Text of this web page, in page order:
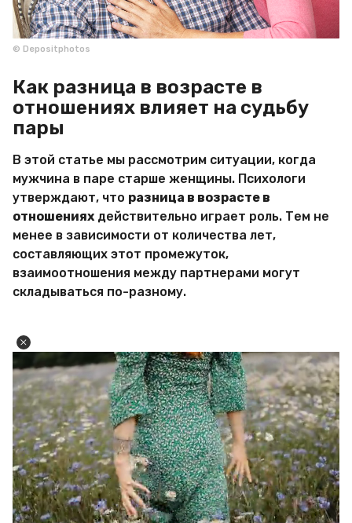
© Depositphotos
Как разница в возрасте в
отношениях влияет на судьбу
пары
В этой статье мы рассмотрим ситуации, когда
мужчина в паре старше женщины. Психологи
утверждают, что разница в возрасте в
отношениях действительно играет роль. Тем не
менее в зависимости от количества лет,
составляющих этот промежуток,
взаимоотношения между партнерами могут
складываться по-разному.